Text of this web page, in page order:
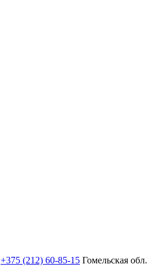
+375 (212) 60-85-15 Гомельская обл.